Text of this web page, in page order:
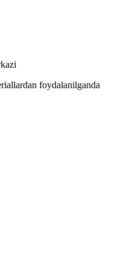
foydalanilganda